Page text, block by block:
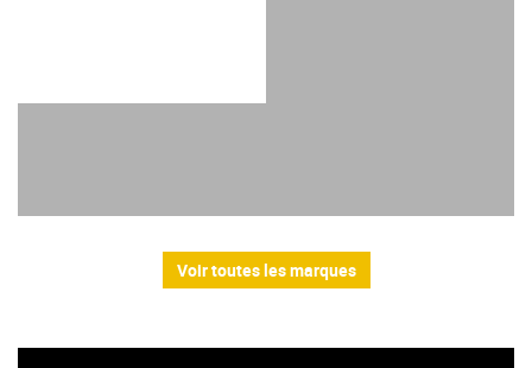
Voir toutes les marques